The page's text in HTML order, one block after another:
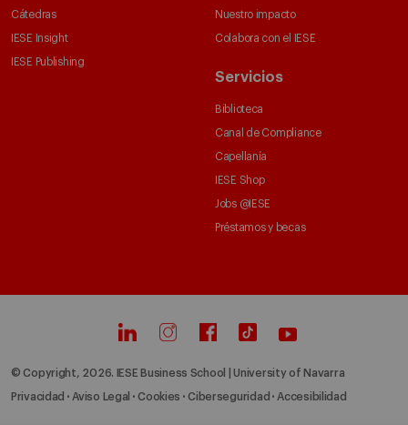
Cátedras
IESE Insight
IESE Publishing
Nuestro impacto
Colabora con el IESE
Servicios
Biblioteca
Canal de Compliance
Capellanía
IESE Shop
Jobs @IESE
Préstamos y becas
© Copyright, 2026. IESE Business School | University of Navarra
Privacidad Aviso Legal Cookies Ciberseguridad Accesibilidad